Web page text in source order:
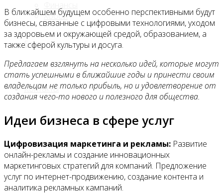
Хобби
Блог
Контакты
В ближайшем будущем особенно перспективными будут
бизнесы, связанные с цифровыми технологиями, уходом
за здоровьем и окружающей средой, образованием, а
также сферой культуры и досуга.
Предлагаем взглянуть на несколько идей, которые могут
стать успешными в ближайшие годы и принести своим
владельцам не только прибыль, но и удовлетворение от
создания чего-то нового и полезного для общества.
Идеи бизнеса в сфере услуг
Цифровизация маркетинга и рекламы: Развитие
онлайн-рекламы и создание инновационных
маркетинговых стратегий для компаний. Предложение
услуг по интернет-продвижению, создание контента и
аналитика рекламных кампаний.